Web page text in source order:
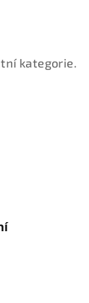
kategorie.